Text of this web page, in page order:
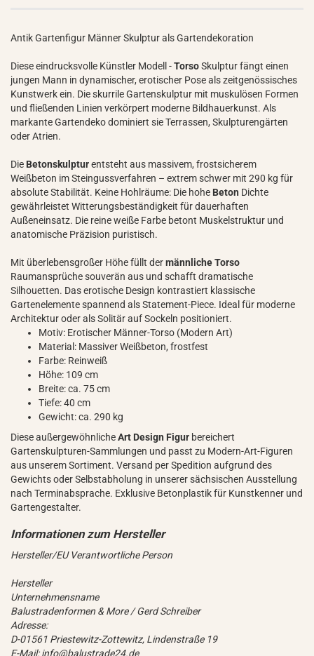
Antik Gartenfigur Männer Skulptur als Gartendekoration
Diese eindrucksvolle Künstler Modell -TorsoSkulptur fängt einen
jungen Mann in dynamischer, erotischer Pose als zeitgenössisches
Kunstwerk ein. Die skurrile Gartenskulptur mit muskulösen Formen
und fließenden Linien verkörpert moderne Bildhauerkunst. Als
markante Gartendeko dominiert sie Terrassen, Skulpturengärten
oder Atrien.
Die Betonskulpturentsteht aus massivem, frostsicherem
Weißbeton im Steingussverfahren – extrem schwer mit 290 kg für
absolute Stabilität. Keine Hohlräume: Die hohe Beton Dichte
gewährleistet Witterungsbeständigkeit für dauerhaften
Außeneinsatz. Die reine weiße Farbe betont Muskelstruktur und
anatomische Präzision puristisch.
Mit überlebensgroßer Höhe füllt dermännliche Torso
Raumansprüche souverän aus und schafft dramatische
Silhouetten. Das erotische Design kontrastiert klassische
Gartenelemente spannend als Statement-Piece. Ideal für moderne
Architektur oder als Solitär auf Sockeln positioniert.
Motiv: Erotischer Männer-Torso (Modern Art)
Material: Massiver Weißbeton, frostfest
Farbe: Reinweiß
Höhe: 109 cm
Breite: ca. 75 cm
Tiefe: 40 cm
Gewicht: ca. 290 kg
Diese außergewöhnlicheArt Design Figur bereichert
Gartenskulpturen-Sammlungen und passt zu Modern-Art-Figuren
aus unserem Sortiment. Versand per Spedition aufgrund des
Gewichts oder Selbstabholung in unserer sächsischen Ausstellung
nach Terminabsprache. Exklusive Betonplastik für Kunstkenner und
Gartengestalter.
Hersteller/EU Verantwortliche Person
Hersteller
Unternehmensname
Balustradenformen & More / Gerd Schreiber
Adresse:
D-01561 Priestewitz-Zottewitz, Lindenstraße 19
E-Mail: info@balustrade24.de